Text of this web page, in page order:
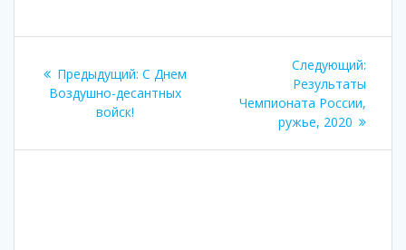
Предыдущий: Предыдущая
запись:
С Днем
Воздушно-десантных
войск!
Следующий:
Результаты
Чемпионата России,
ружье, 2020